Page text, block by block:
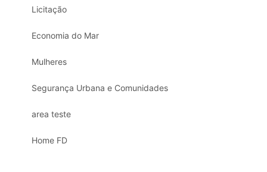
Licitação
Economia do Mar
Mulheres
Segurança Urbana e Comunidades
area teste
Home FD